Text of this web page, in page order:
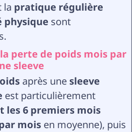
la pratique régulière
physique sont
perte de poids mois par
sleeve
après une sleeve
est particulièrement
les 6 premiers mois
moisen moyenne), puis